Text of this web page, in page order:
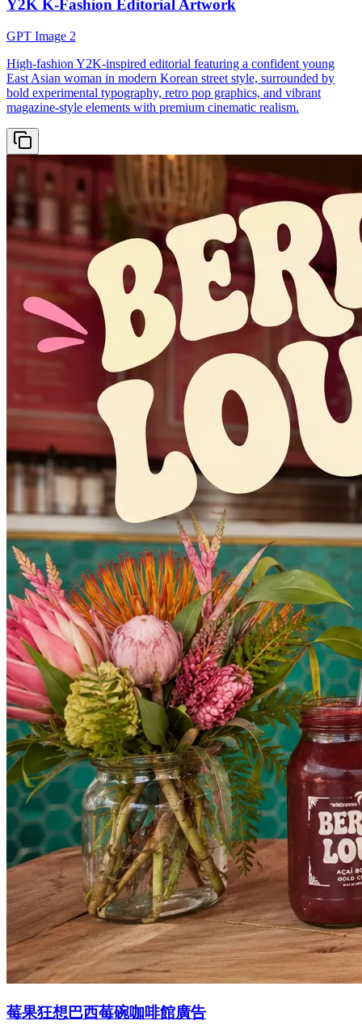
Y2K K-Fashion Editorial Artwork
GPT Image 2
High-fashion Y2K-inspired editorial featuring a confident young
East Asian woman in modern Korean street style, surrounded by
bold experimental typography, retro pop graphics, and vibrant
magazine-style elements with premium cinematic realism.
莓果狂想巴西莓碗咖啡館廣告